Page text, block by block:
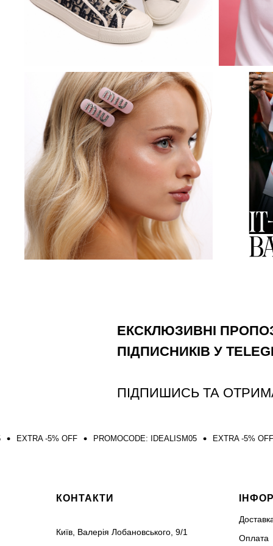
ЕКСКЛЮЗИВНІ
ПІДПИСНИКІВ У
ПІДПИШИСЬ ТА
OFF PROMOCODE: IDEALISM05 EXTRA -5% OFF
КОНТАКТИ
Київ, Валерія Лобановського, 9/1
Оплата